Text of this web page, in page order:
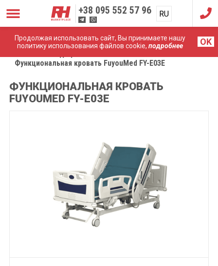
Продолжая использовать сайт, Вы принимаете нашу
политику использования файлов cookie, подробнее OK
+38 095 552 57 96 RU
UA
Функциональная кровать FuyouMed FY-E03E
ФУНКЦИОНАЛЬНАЯ КРОВАТЬ
FUYOUMED FY-E03E